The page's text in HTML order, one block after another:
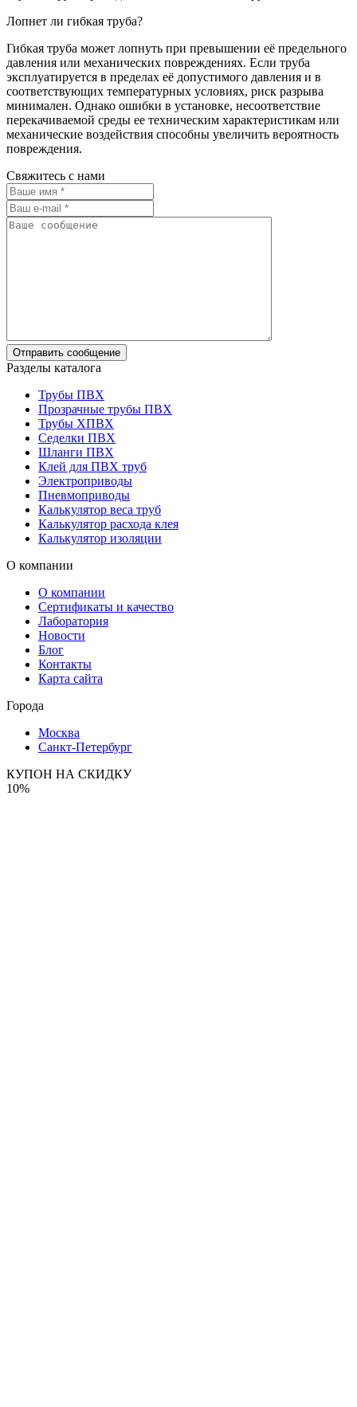
Лопнет ли гибкая труба?
Гибкая труба может лопнуть при превышении её предельного
давления или механических повреждениях. Если труба
эксплуатируется в пределах её допустимого давления и в
соответствующих температурных условиях, риск разрыва
минимален. Однако ошибки в установке, несоответствие
перекачиваемой среды ее техническим характеристикам или
механические воздействия способны увеличить вероятность
повреждения.
Свяжитесь с нами
Разделы каталога
Трубы ПВХ
Прозрачные трубы ПВХ
Трубы ХПВХ
Седелки ПВХ
Шланги ПВХ
Клей для ПВХ труб
Электроприводы
Пневмоприводы
Калькулятор веса труб
Калькулятор расхода клея
Калькулятор изоляции
О компании
О компании
Сертификаты и качество
Лаборатория
Новости
Блог
Контакты
Карта сайта
Города
Москва
Санкт-Петербург
КУПОН НА СКИДКУ
10%